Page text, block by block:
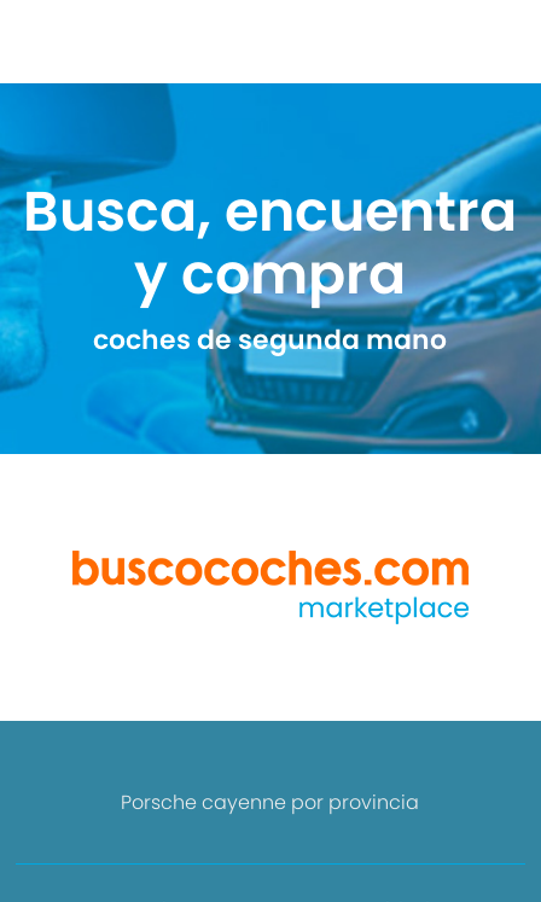
Busca, encuentra
y compra
coches de segunda mano
Porsche cayenne por provincia